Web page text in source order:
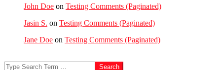
John Doe on Testing Comments (Paginated)
Jasin S. on Testing Comments (Paginated)
Jane Doe on Testing Comments (Paginated)
Search